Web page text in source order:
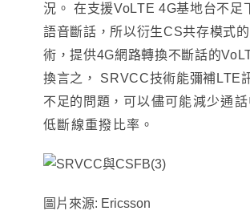
況 。 在支援VoLTE 4G基地台不足
語音斷話 ， 所以衍生CS共存模式
術 ，提供4G網路轉換不斷話的
換言之 ， SRVCC技術能彌補 LTE
不足的問題 ， 可以儘可能減少通
低斷線重撥比率。
圖片來源: Ericsson